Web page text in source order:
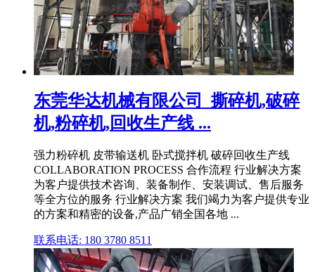
东莞华达机械有限公司_撕碎机,破碎
机,粉碎机,回收生产线 ...
强力粉碎机 皮带输送机 卧式搅拌机 破碎回收生产线
COLLABORATION PROCESS 合作流程 行业解决方案
为客户提供技术咨询、装备制作、安装调试、售后服务
等全方位的服务 行业解决方案 我们竭力为客户提供专业
的方案和精密的设备,产品广销全国各地 ...
联系电话: 180 3780 8511